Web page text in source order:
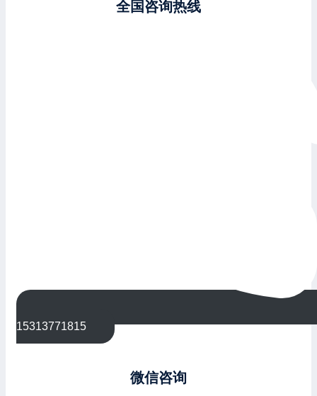
全国咨询热线
15313771815
微信咨询